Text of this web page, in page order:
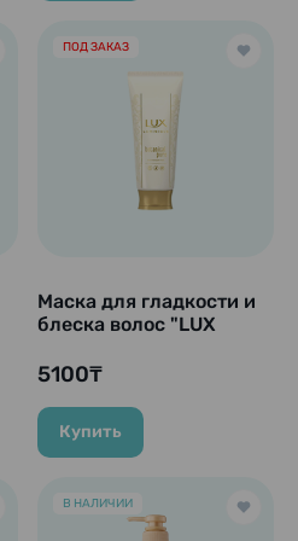
ПОД ЗАКАЗ
Маска для гладкости и
блеска волос "LUX
Pure", 170 гр
5100₸
Купить
В НАЛИЧИИ